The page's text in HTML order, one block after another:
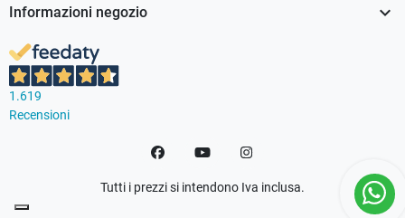
Informazioni negozio 
1.619
Recensioni
Tutti i prezzi si intendono Iva inclusa.